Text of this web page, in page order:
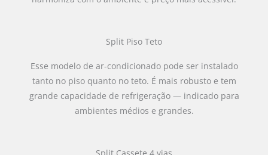
Split Piso Teto
Esse modelo de ar-condicionado pode ser instalado
tanto no piso quanto no teto. É mais robusto e tem
grande capacidade de refrigeração — indicado para
ambientes médios e grandes.